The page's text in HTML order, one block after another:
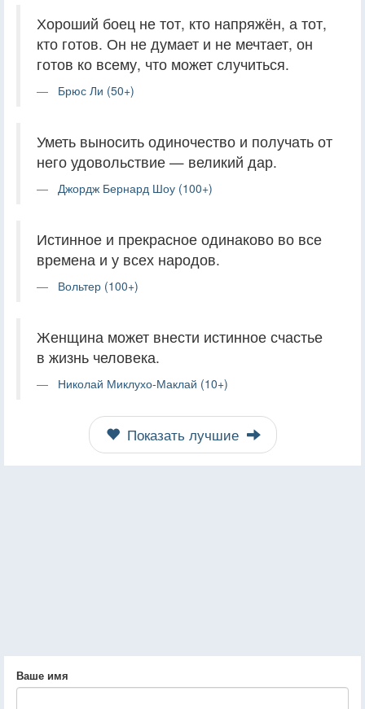
Хороший боец не тот, кто напряжён, а тот,
кто готов. Он не думает и не мечтает, он
готов ко всему, что может случиться.
Брюс Ли (50+)
Уметь выносить одиночество и получать от
него удовольствие — великий дар.
Джордж Бернард Шоу (100+)
Истинное и прекрасное одинаково во все
времена и у всех народов.
Вольтер (100+)
Женщина может внести истинное счастье
в жизнь человека.
Николай Миклухо-Маклай (10+)
Показать лучшие
Ваше имя